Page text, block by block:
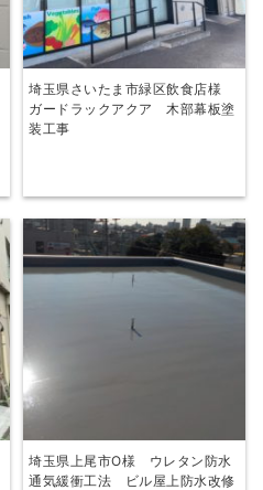
埼玉県さいたま市緑区飲食店様
ガードラックアクア 木部幕板塗
装工事
埼玉県上尾市O様 ウレタン防水
通気緩衝工法 ビル屋上防水改修